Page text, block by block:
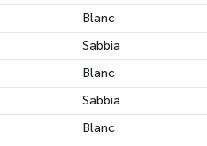
Blanc
Sabbia
Blanc
Sabbia
Blanc